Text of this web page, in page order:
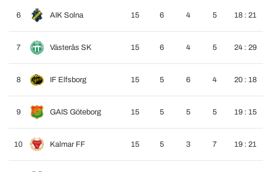
6 AIK Solna 15 6 4 5 18 : 21
7 Västerås SK 15 6 4 5 24 : 29
8 IF Elfsborg 15 5 6 4 20 : 18
9 GAIS Göteborg 15 5 5 5 19 : 15
10 Kalmar FF 15 5 3 7 19 : 21